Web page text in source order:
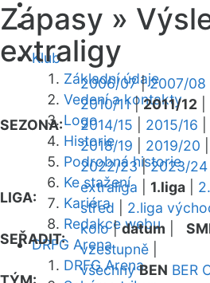
Klub
Základní údaje
Vedení a kontakty
Logo
Historie
Podrobná historie
Ke stažení
Kariéra
Redakce webu
DRFG Arena
DRFG Arena
Zápasy »
extraligy
SEZONA:
2006/07|2007/08
2010/11|2011/12
2014/15
2015/16
2018/19
2019/20
2022/23|2023/24
LIGA:
extraliga 1.liga
střed
2.liga
SEŘADIT:
kolo|datum
vzestupně
všechny BEN BER